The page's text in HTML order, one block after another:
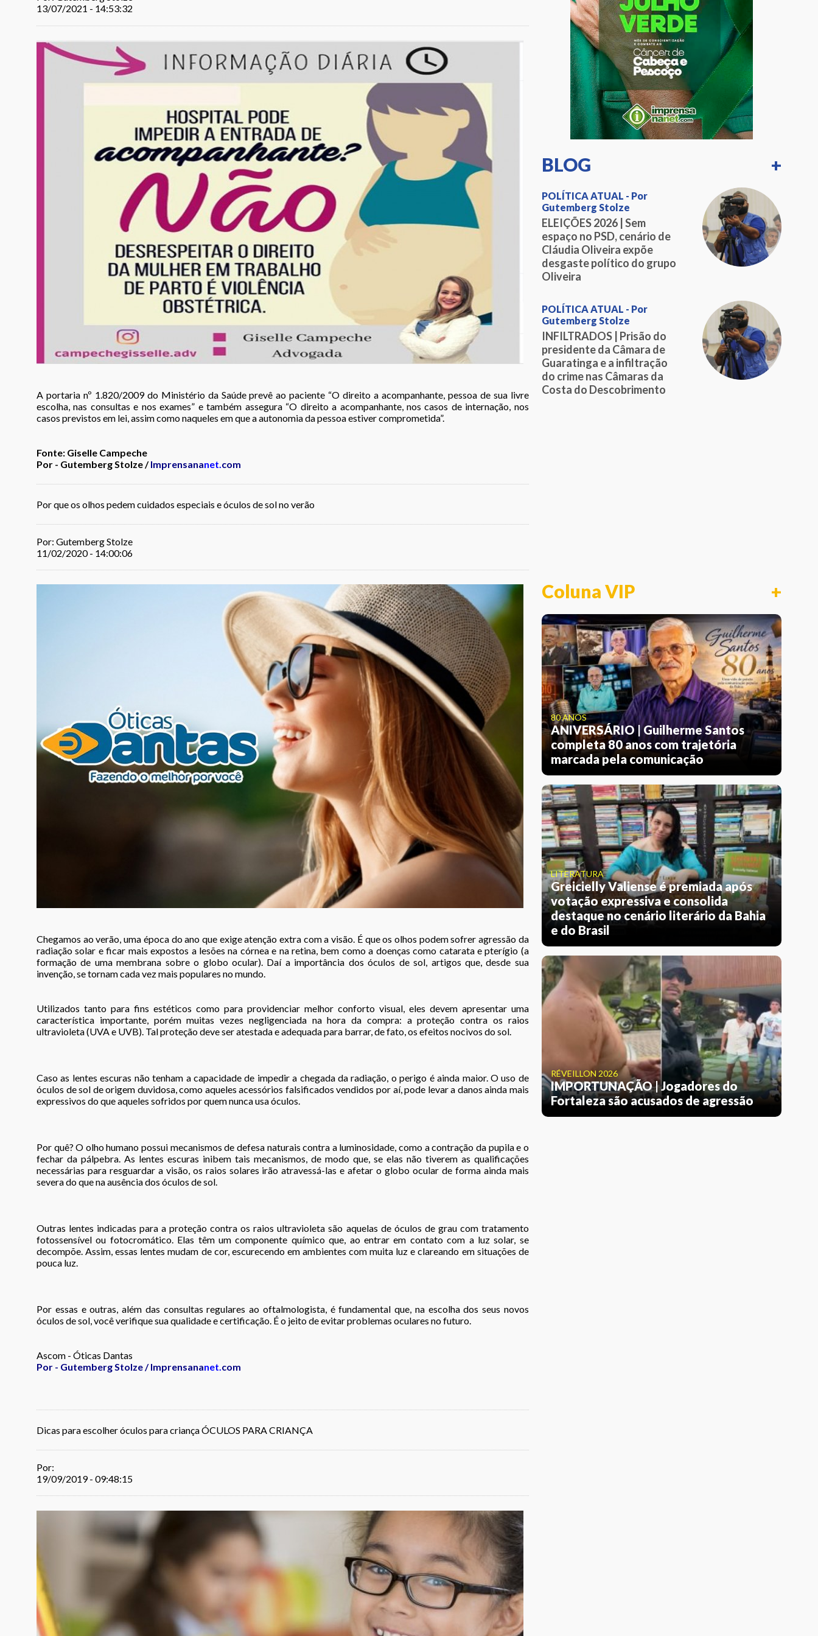
13/07/2021 - 14:53:32
A portaria nº 1.820/2009 do Ministério da Saúde prevê ao paciente “O direito a acompanhante, pessoa de sua livre
escolha, nas consultas e nos exames” e também assegura “O direito a acompanhante, nos casos de internação, nos
casos previstos em lei, assim como naqueles em que a autonomia da pessoa estiver comprometida”.
Fonte: Giselle Campeche
Por - Gutemberg Stolze /Imprensananet. com
Por que os olhos pedem cuidados especiais e óculos de sol no verão
Por: Gutemberg Stolze
11/02/2020 - 14:00:06
Chegamos ao verão, uma época do ano que exige atenção extra com a visão. É que os olhos podem sofrer agressão da
radiação solar e ficar mais expostos a lesões na córnea e na retina, bem como a doenças como catarata e pterígio (a
formação de uma membrana sobre o globo ocular). Daí a importância dos óculos de sol, artigos que, desde sua
invenção, se tornam cada vez mais populares no mundo.
Utilizados tanto para fins estéticos como para providenciar melhor conforto visual, eles devem apresentar uma
característica importante, porém muitas vezes negligenciada na hora da compra: a proteção contra os raios
ultravioleta (UVA e UVB). Tal proteção deve ser atestada e adequada para barrar, de fato, os efeitos nocivos do sol.
Caso as lentes escuras não tenham a capacidade de impedir a chegada da radiação, o perigo é ainda maior. O uso de
óculos de sol de origem duvidosa, como aqueles acessórios falsificados vendidos por aí, pode levar a danos ainda mais
expressivos do que aqueles sofridos por quem nunca usa óculos.
Por quê? O olho humano possui mecanismos de defesa naturais contra a luminosidade, como a contração da pupila e o
fechar da pálpebra. As lentes escuras inibem tais mecanismos, de modo que, se elas não tiverem as qualificações
necessárias para resguardar a visão, os raios solares irão atravessá-las e afetar o globo ocular de forma ainda mais
severa do que na ausência dos óculos de sol.
Outras lentes indicadas para a proteção contra os raios ultravioleta são aquelas de óculos de grau com tratamento
fotossensível ou fotocromático. Elas têm um componente químico que, ao entrar em contato com a luz solar, se
decompõe. Assim, essas lentes mudam de cor, escurecendo em ambientes com muita luz e clareando em situações de
pouca luz.
Por essas e outras, além das consultas regulares ao oftalmologista, é fundamental que, na escolha dos seus novos
óculos de sol, você verifique sua qualidade e certificação. É o jeito de evitar problemas oculares no futuro.
Ascom - Óticas Dantas
Por - Gutemberg Stolze / Imprensananet.com
Dicas para escolher óculos para criança ÓCULOS PARA CRIANÇA
Por:
19/09/2019 - 09:48:15
BLOG +
POLÍTICA ATUAL - Por
Gutemberg Stolze
ELEIÇÕES 2026 | Sem
espaço no PSD, cenário de
Cláudia Oliveira expõe
desgaste político do grupo
Oliveira
POLÍTICA ATUAL - Por
Gutemberg Stolze
INFILTRADOS | Prisão do
presidente da Câmara de
Guaratinga e a infiltração
do crime nas Câmaras da
Costa do Descobrimento
Coluna VIP +
80 ANOS
ANIVERSÁRIO | Guilherme Santos
completa 80 anos com trajetória
marcada pela comunicação
LITERATURA
Greicielly Valiense é premiada após
votação expressiva e consolida
destaque no cenário literário da Bahia
e do Brasil
RÉVEILLON 2026
IMPORTUNAÇÃO | Jogadores do
Fortaleza são acusados de agressão